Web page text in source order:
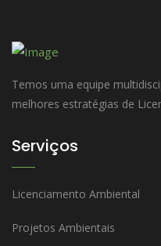
Temos uma equipe
melhores estratégias de
Serviços
Licenciamento Ambiental
Projetos Ambientais